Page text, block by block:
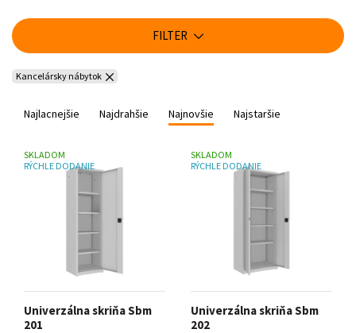
FILTER
Kancelársky nábytok
Najlacnejšie Najdrahšie Najnovšie Najstaršie
SKLADOM
RÝCHLE DODANIE
Univerzálna skriňa Sbm
201
SKLADOM
RÝCHLE DODANIE
Univerzálna skriňa Sbm
202